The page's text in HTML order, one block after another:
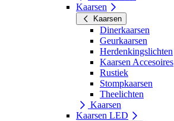
Kaarsen
Kaarsen
Dinerkaarsen
Geurkaarsen
Herdenkingslichten
Kaarsen Accesoires
Rustiek
Stompkaarsen
Theelichten
Kaarsen
Kaarsen LED